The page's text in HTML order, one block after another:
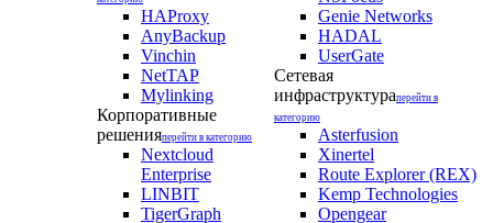
HAProxy
AnyBackup
Vinchin
NetTAP
Mylinking
Корпоративные
решенияперейти в категорию
Nextcloud
Enterprise
LINBIT
TigerGraph
Genie Networks
HADAL
UserGate
Сетевая
инфраструктураперейти в
категорию
Asterfusion
Xinertel
Route Explorer (REX)
Kemp Technologies
Opengear